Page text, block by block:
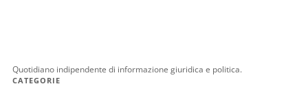
Quotidiano indipendente di informazione giuridica e politica.
CATEGORIE